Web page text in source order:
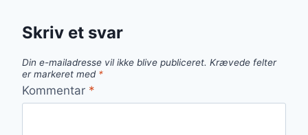
Skriv et svar
Din e-mailadresse vil ikke blive publiceret. Krævede felter
er markeret med *
Kommentar *